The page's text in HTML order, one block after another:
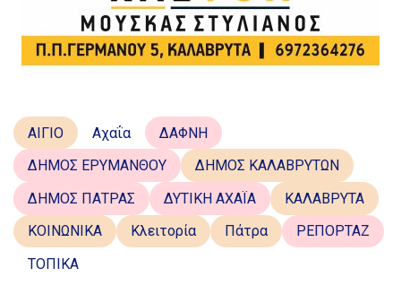
ΑΙΓΙΟ Αχαΐα
ΔΑΦΝΗ
ΔΗΜΟΣ ΕΡΥΜΑΝΘΟΥ
ΔΗΜΟΣ ΚΑΛΑΒΡΥΤΩΝ
ΔΗΜΟΣ ΠΑΤΡΑΣ
ΔΥΤΙΚΗ ΑΧΑΪΑ
ΚΑΛΑΒΡΥΤΑ
ΚΟΙΝΩΝΙΚΑ
Κλειτορία Πάτρα
ΡΕΠΟΡΤΑΖ
ΤΟΠΙΚΑ